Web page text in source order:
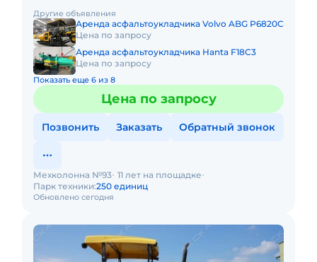
краткосрочный (почасовой, посмен
Другие объявления
Аренда асфальтоукладчика Volvo ABG P6820C
Цена по запросу
Аренда асфальтоукладчика Hanta F18C3
Цена по запросу
Показать еще 6 из 8
Цена по запросу
Позвонить Заказать Обратный звонок
Обновлено сегодня
Мехколонна №93 11 лет на площадке
Парк техники:250 единиц